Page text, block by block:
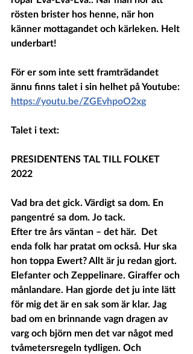
rösten brister hos henne, när hon
känner mottagandet och kärleken. Helt
underbart!
För er som inte sett framträdandet
ännu finns talet i sin helhet på Youtube:
https://youtu.be/ZGEvhpoO2xg
Talet i text:
PRESIDENTENS TAL TILL FOLKET
2022
Vad bra det gick. Värdigt sa dom. En
pangentré sa dom. Jo tack.
Efter tre års väntan – det här.  Det
enda folk har pratat om också. Hur ska
hon toppa Ewert? Allt är ju redan gjort.
Elefanter och Zeppelinare. Giraffer och
månlandare. Han gjorde det ju inte lätt
för mig det är en sak som är klar. Jag
bad om en brinnande vagn dragen av
varg och björn men det var något med
tvåmetersregeln tydligen. Och